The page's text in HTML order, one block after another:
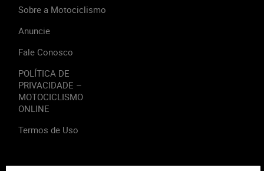
Sobre a Motociclismo
Anuncie
Fale Conosco
POLÍTICA DE
PRIVACIDADE –
MOTOCICLISMO
ONLINE
Termos de Uso